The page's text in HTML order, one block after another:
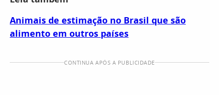
Animais de estimação no Brasil que são
alimento em outros países
CONTINUA APÓS A PUBLICIDADE